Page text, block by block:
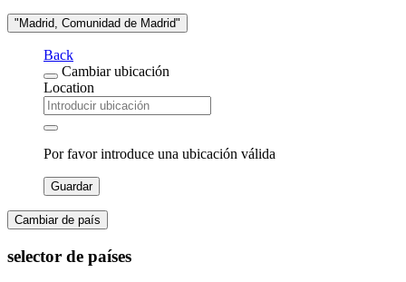
"Madrid, Comunidad de Madrid"
Back
Cambiar ubicación
Location
Por favor introduce una ubicación válida
Guardar
Cambiar de país
selector de países